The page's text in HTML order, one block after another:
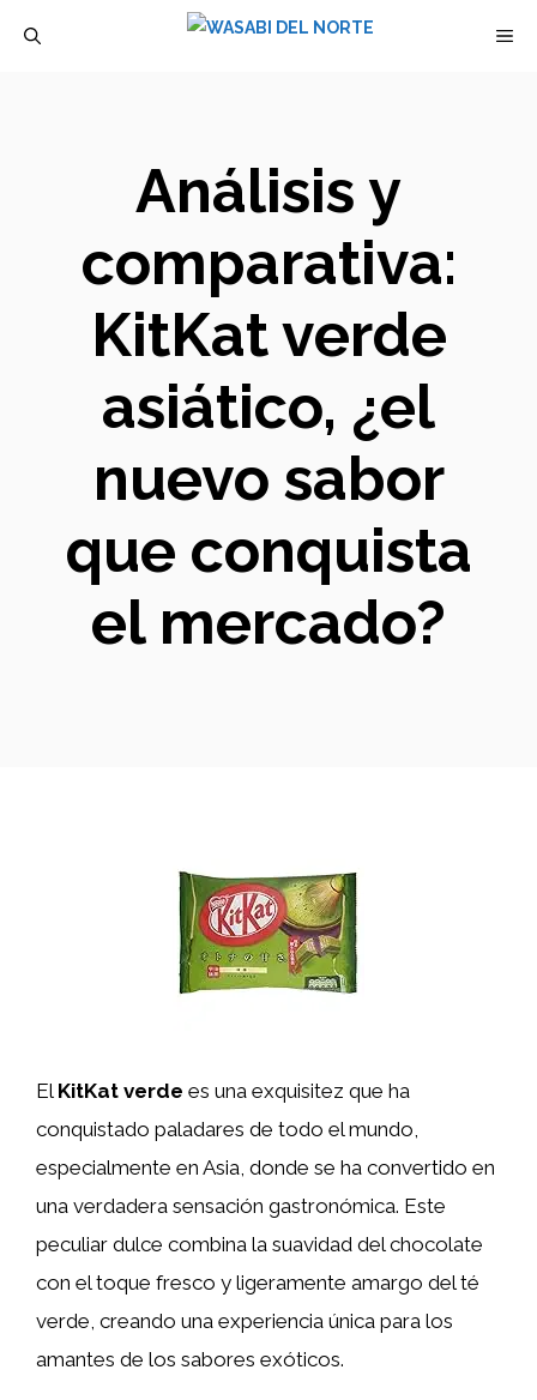
Análisis y
comparativa:
KitKat verde
asiático, ¿el
nuevo sabor
que conquista
el mercado?
El KitKat verde es una exquisitez que ha
conquistado paladares de todo el mundo,
especialmente en Asia, donde se ha convertido en
una verdadera sensación gastronómica. Este
peculiar dulce combina la suavidad del chocolate
con el toque fresco y ligeramente amargo del té
verde, creando una experiencia única para los
amantes de los sabores exóticos.